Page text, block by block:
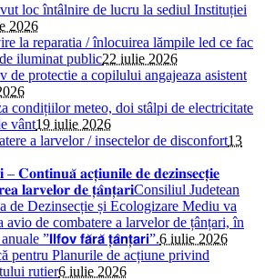
loc întâlnire de lucru la sediul Instituției
2026
la reparatia / înlocuirea lămpile led ce fac
iluminat public22 iulie 2026
de protectie a copilului angajeaza asistent
condițiilor meteo, doi stâlpi de electricitate
vânt19 iulie 2026
a larvelor / insectelor de disconfort13
– 𝐂𝐨𝐧𝐭𝐢𝐧𝐮𝐚̆ 𝐚𝐜𝐭̦𝐢𝐮𝐧𝐢𝐥𝐞 𝐝𝐞 𝐝𝐞𝐳𝐢𝐧𝐬𝐞𝐜𝐭̦𝐢𝐞
𝐥𝐚𝐫𝐯𝐞𝐥𝐨𝐫 𝐝𝐞 𝐭̦𝐚̂𝐧𝐭̦𝐚𝐫𝐢Consiliul Judetean
de Dezinsecție și Ecologizare Mediu va
avio de combatere a larvelor de țânțari, în
”𝗜𝗹𝗳𝗼𝘃 𝗳𝗮̆𝗿𝗮̆ 𝘁̦𝗮̂𝗻𝘁̦𝗮𝗿𝗶”.6 iulie 2026
pentru Planurile de acțiune privind
rutier6 iulie 2026